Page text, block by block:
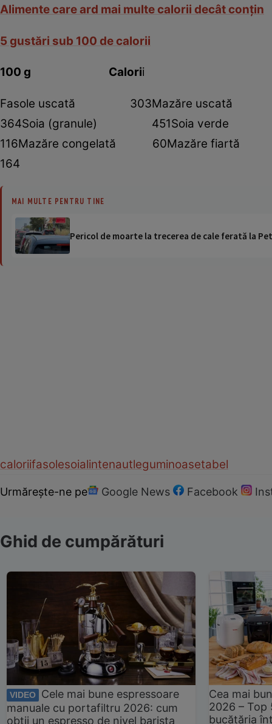
Alimente care ard mai multe calorii decât conţin
5 gustări sub 100 de calorii
100 g Calorii
Fasole uscată
364Soia (granule) 451Soia
116Mazăre congelată
164
MAI MULTE PENTRU TINE
Pericol de moarte la trecerea de cale ferată la
caloriifasolesoialintenautleguminoasetabel
Urmărește-ne pe Google News Facebook
Ghid de cumpărături
VIDEO
Cele mai bune espressoare
manuale cu portafiltru 2026: cum
obții un espresso de nivel barista
Cea mai
2026 –
bucătăria